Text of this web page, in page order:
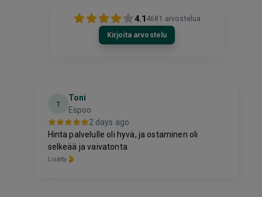
4.1 4681 arvostelua
Kirjoita arvostelu
T
Toni
Espoo
2 days ago
Hinta palvelulle oli hyvä, ja ostaminen oli
selkeää ja vaivatonta
Lisätty